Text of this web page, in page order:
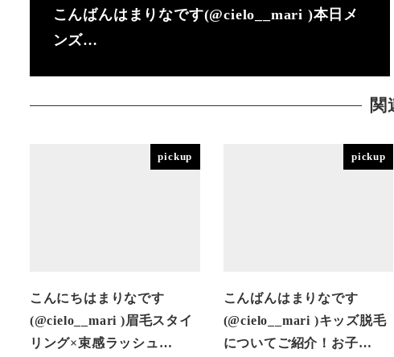
こんばんはまりなです(@cielo__mari )本日メ
ンズ…
関
pickup
こんにちはまりなです
(@cielo__mari )眉毛スタイ
リング×束感ラッシュ…
pickup
こんばんはまりなです
(@cielo__mari )キッズ脱毛
についてご紹介！お子…